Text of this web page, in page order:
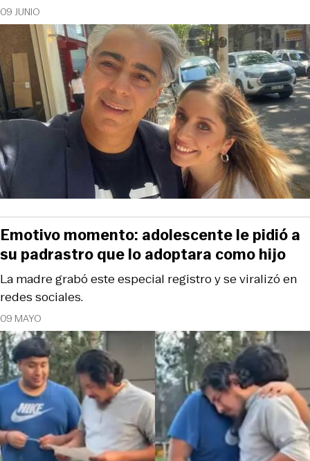
09 JUNIO
09 MAYO
La madre grabó este especial registro y se viralizó en
redes sociales.
Emotivo momento: adolescente le pidió a
su padrastro que lo adoptara como hijo